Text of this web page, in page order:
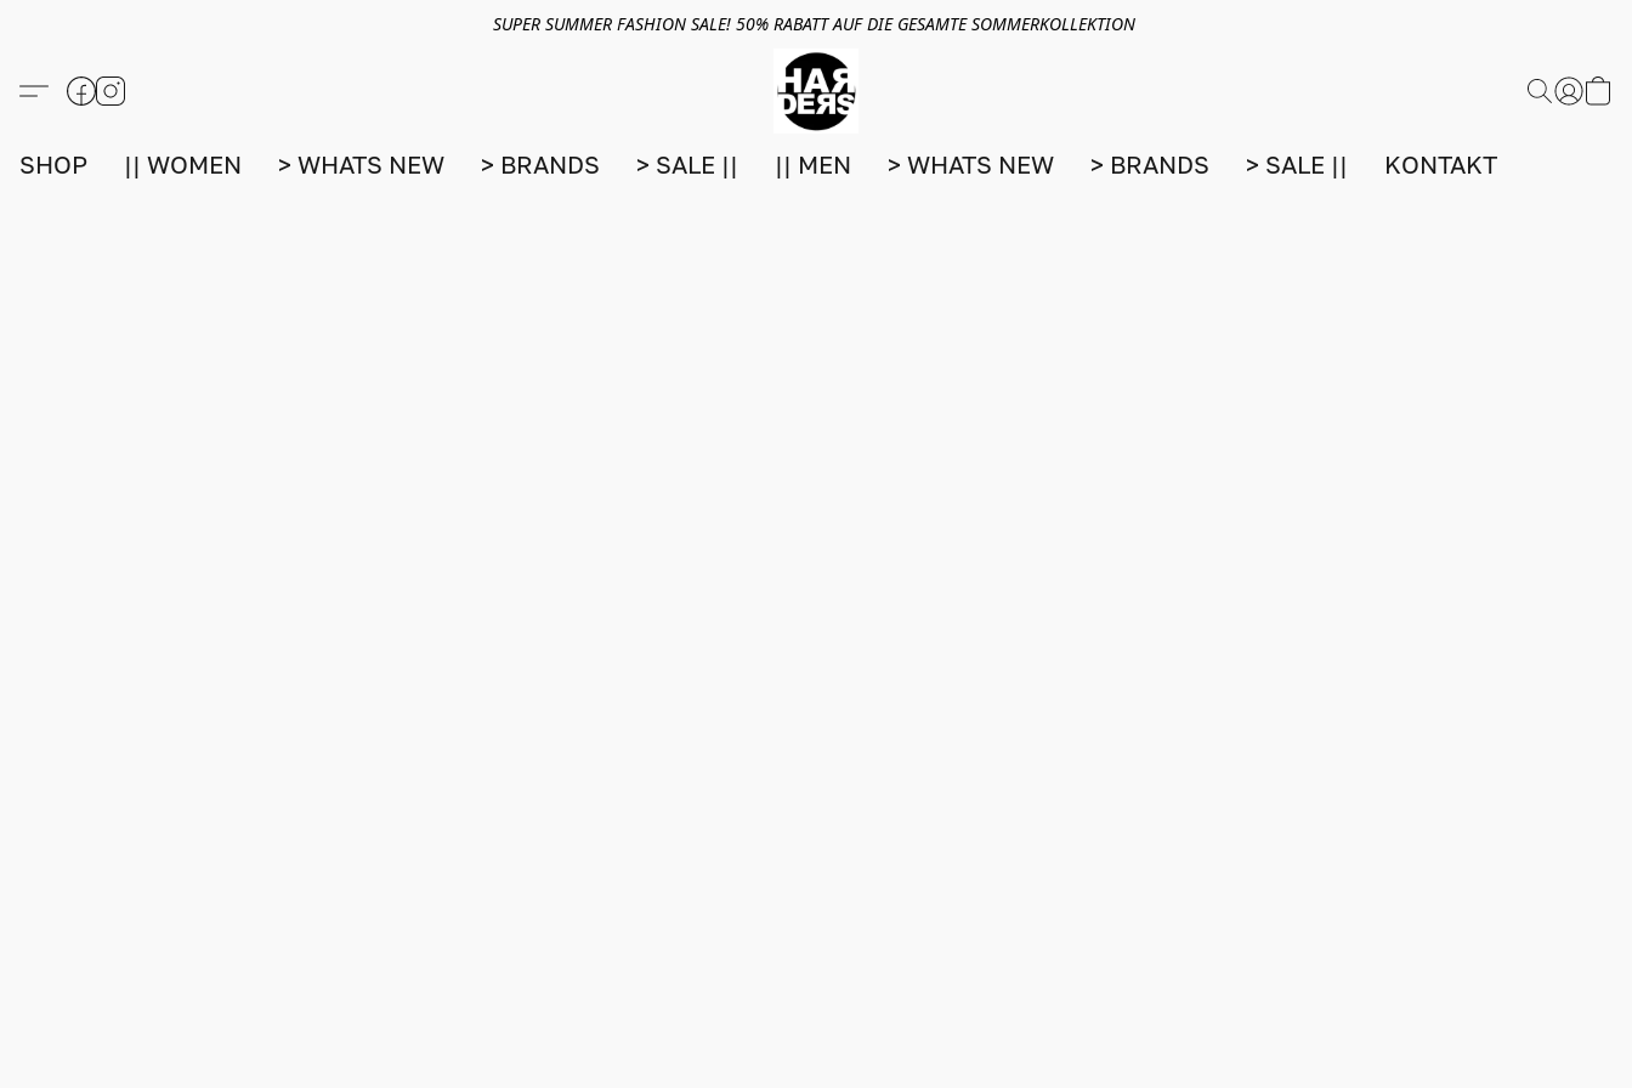
SUPER SUMMER FASHION SALE! 50% RABATT AUF DIE GESAMTE SOMMERKOLLEKTION
SHOP || WOMEN > WHATS NEW > BRANDS > SALE || || MEN > WHATS NEW > BRANDS > SALE || KONTAKT